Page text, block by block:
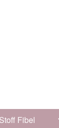
von
Stoff Fibel